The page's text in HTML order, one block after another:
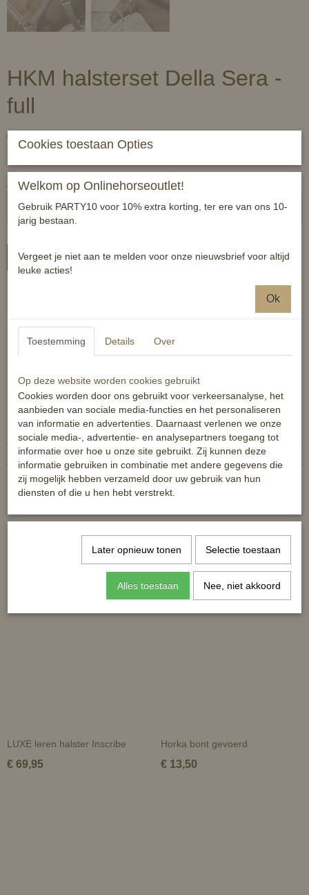
HKM halsterset Della Sera -
full
€ 29,95 (inclusief btw 21%)
Aantal
In winkelwagen
- 100% polyester
- met karabijnhaak
- neus- en kopstuk zacht onderlegd
- stevig zilverkleurig gespwerk
- lengte van het touw: 180 cm
Specificaties
Productcode 4057052499593
EAN code 4057052499593
Reacties
LUXE leren halster Inscribe
€ 69,95
Horka bont gevoerd
€ 13,50
Cookies toestaan Opties
Welkom op Onlinehorseoutlet!
Gebruik PARTY10 voor 10% extra korting, ter ere van ons 10-
jarig bestaan.
Vergeet je niet aan te melden voor onze nieuwsbrief voor altijd
leuke acties!
Ok
Toestemming Details Over
Op deze website worden cookies gebruikt
Cookies worden door ons gebruikt voor verkeersanalyse, het
aanbieden van sociale media-functies en het personaliseren
van informatie en advertenties. Daarnaast verlenen we onze
sociale media-, advertentie- en analysepartners toegang tot
informatie over hoe u onze site gebruikt. Zij kunnen deze
informatie gebruiken in combinatie met andere gegevens die
zij mogelijk hebben verzameld door uw gebruik van hun
diensten of die u hen hebt verstrekt.
Later opnieuw tonen Selectie toestaan
Alles toestaan Nee, niet akkoord